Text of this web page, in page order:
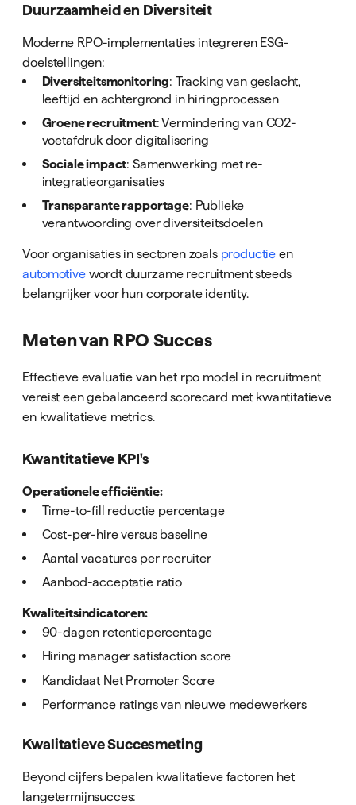
Duurzaamheid en Diversiteit
Moderne RPO-implementaties integreren ESG-
doelstellingen:
Diversiteitsmonitoring: Tracking van geslacht,
leeftijd en achtergrond in hiringprocessen
Groene recruitment: Vermindering van CO2-
voetafdruk door digitalisering
Sociale impact: Samenwerking met re-
integratieorganisaties
Transparante rapportage: Publieke
verantwoording over diversiteitsdoelen
Voor organisaties in sectoren zoals productie en
automotivewordt duurzame recruitment steeds
belangrijker voor hun corporate identity.
Meten van RPO Succes
Effectieve evaluatie van het rpo model in recruitment
vereist een gebalanceerd scorecard met kwantitatieve
en kwalitatieve metrics.
Kwantitatieve KPI's
Operationele efficiëntie:
Time-to-fill reductie percentage
Cost-per-hire versus baseline
Aantal vacatures per recruiter
Aanbod-acceptatie ratio
Kwaliteitsindicatoren:
90-dagen retentiepercentage
Hiring manager satisfaction score
Kandidaat Net Promoter Score
Performance ratings van nieuwe medewerkers
Kwalitatieve Succesmeting
Beyond cijfers bepalen kwalitatieve factoren het
langetermijnsucces: